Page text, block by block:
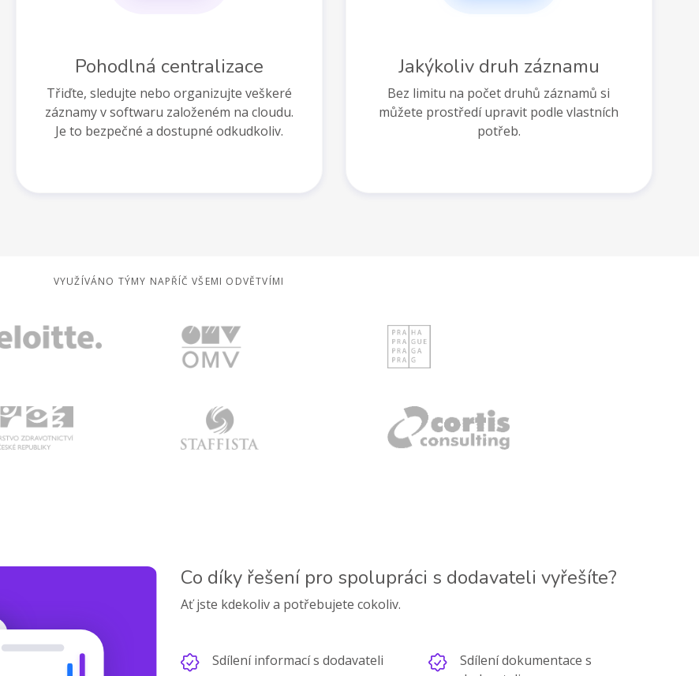
Pohodlná centralizace
Třiďte, sledujte nebo organizujte veškeré
záznamy v softwaru založeném na cloudu.
Je to bezpečné a dostupné odkudkoliv.
Jakýkoliv druh záznamu
Bez limitu na počet druhů záznamů si
můžete prostředí upravit podle vlastních
potřeb.
VYUŽÍVÁNO TÝMY NAPŘÍČ VŠEMI ODVĚTVÍMI
Co díky řešení pro spolupráci s dodavateli vyřešíte?
Ať jste kdekoliv a potřebujete cokoliv.
Sdílení informací s dodavateli
Sdílení dokumentace s